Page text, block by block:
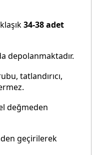
34-38 adet
depolanmaktadır.
tatlandırıcı,
değmeden
geçirilerek